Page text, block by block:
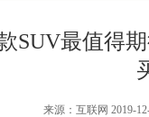
SUV最值得
来源：互联网 2019-